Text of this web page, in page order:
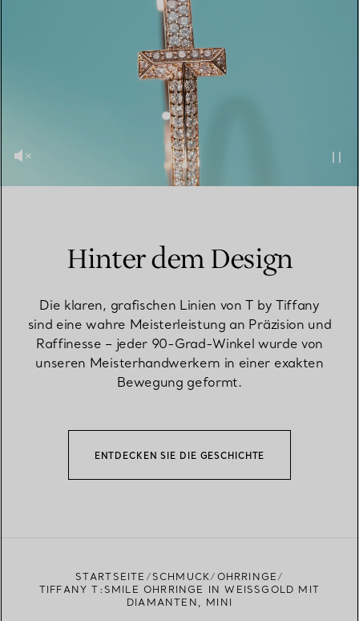
Hinter dem Design
Die klaren, grafischen Linien von T by Tiffany
sind eine wahre Meisterleistung an Präzision und
Raffinesse – jeder 90-Grad-Winkel wurde von
unseren Meisterhandwerkern in einer exakten
Bewegung geformt.
ENTDECKEN SIE DIE GESCHICHTE
STARTSEITE SCHMUCK
OHRRINGE
TIFFANY T:SMILE OHRRINGE IN WEISSGOLD MIT D
IAMANTEN, MINI